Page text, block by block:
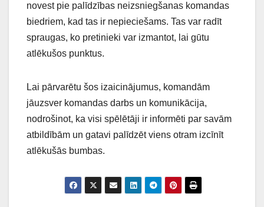
novest pie palīdzības neizsniegšanas komandas
biedriem, kad tas ir nepieciešams. Tas var radīt
spraugas, ko pretinieki var izmantot, lai gūtu
atlēkušos punktus.
Lai pārvarētu šos izaicinājumus, komandām
jāuzsver komandas darbs un komunikācija,
nodrošinot, ka visi spēlētāji ir informēti par savām
atbildībām un gatavi palīdzēt viens otram izcīnīt
atlēkušās bumbas.